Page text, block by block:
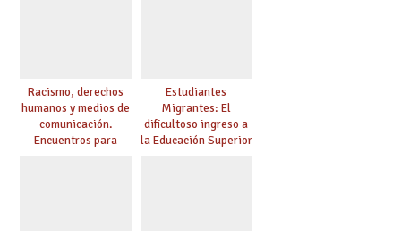
Racismo, derechos
humanos y medios de
comunicación.
Encuentros para
Estudiantes
Migrantes: El
dificultoso ingreso a
la Educación Superior